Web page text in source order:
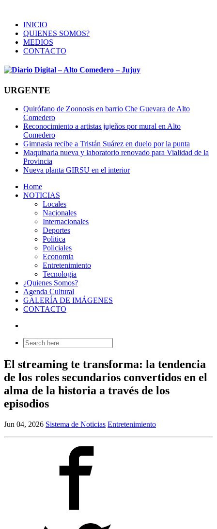
INICIO
QUIENES SOMOS?
MEDIOS
CONTACTO
URGENTE
Quirófano de Zoonosis en barrio Che Guevara de Alto
Comedero
Reconocimiento a artistas jujeños por mural en Alto
Comedero
Gimnasia recibe a Tristán Suárez en duelo por la punta
Maquinaria nueva y laboratorio renovado para Vialidad de la
Provincia
Nueva planta GIRSU en el interior
Home
NOTICIAS
Locales
Nacionales
Internacionales
Deportes
Politica
Policiales
Economia
Entretenimiento
Tecnologia
¿Quienes Somos?
Agenda Cultural
GALERÍA DE IMÁGENES
CONTACTO
Search
for:
El streaming te transforma: la tendencia
de los roles secundarios convertidos en el
alma de la historia a través de los
episodios
Jun 04, 2026 Sistema de Noticias Entretenimiento